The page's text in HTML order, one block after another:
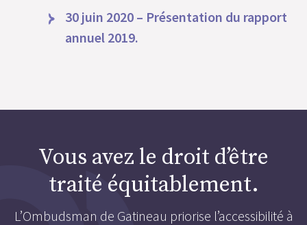
30 juin 2020 – Présentation du rapport
annuel 2019.
Vous avez le droit d’être
traité équitablement.
L’Ombudsman de Gatineau priorise l’accessibilité à